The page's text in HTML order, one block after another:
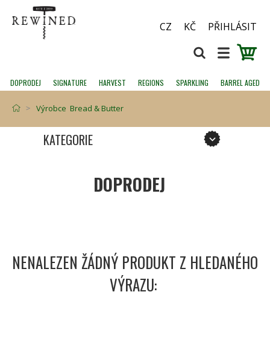
CZ KČ PŘIHLÁSIT
DOPRODEJ SIGNATURE HARVEST REGIONS SPARKLING BARREL AGED
Výrobce Bread & Butter
KATEGORIE
DOPRODEJ
NENALEZEN ŽÁDNÝ PRODUKT Z HLEDANÉHO
VÝRAZU: